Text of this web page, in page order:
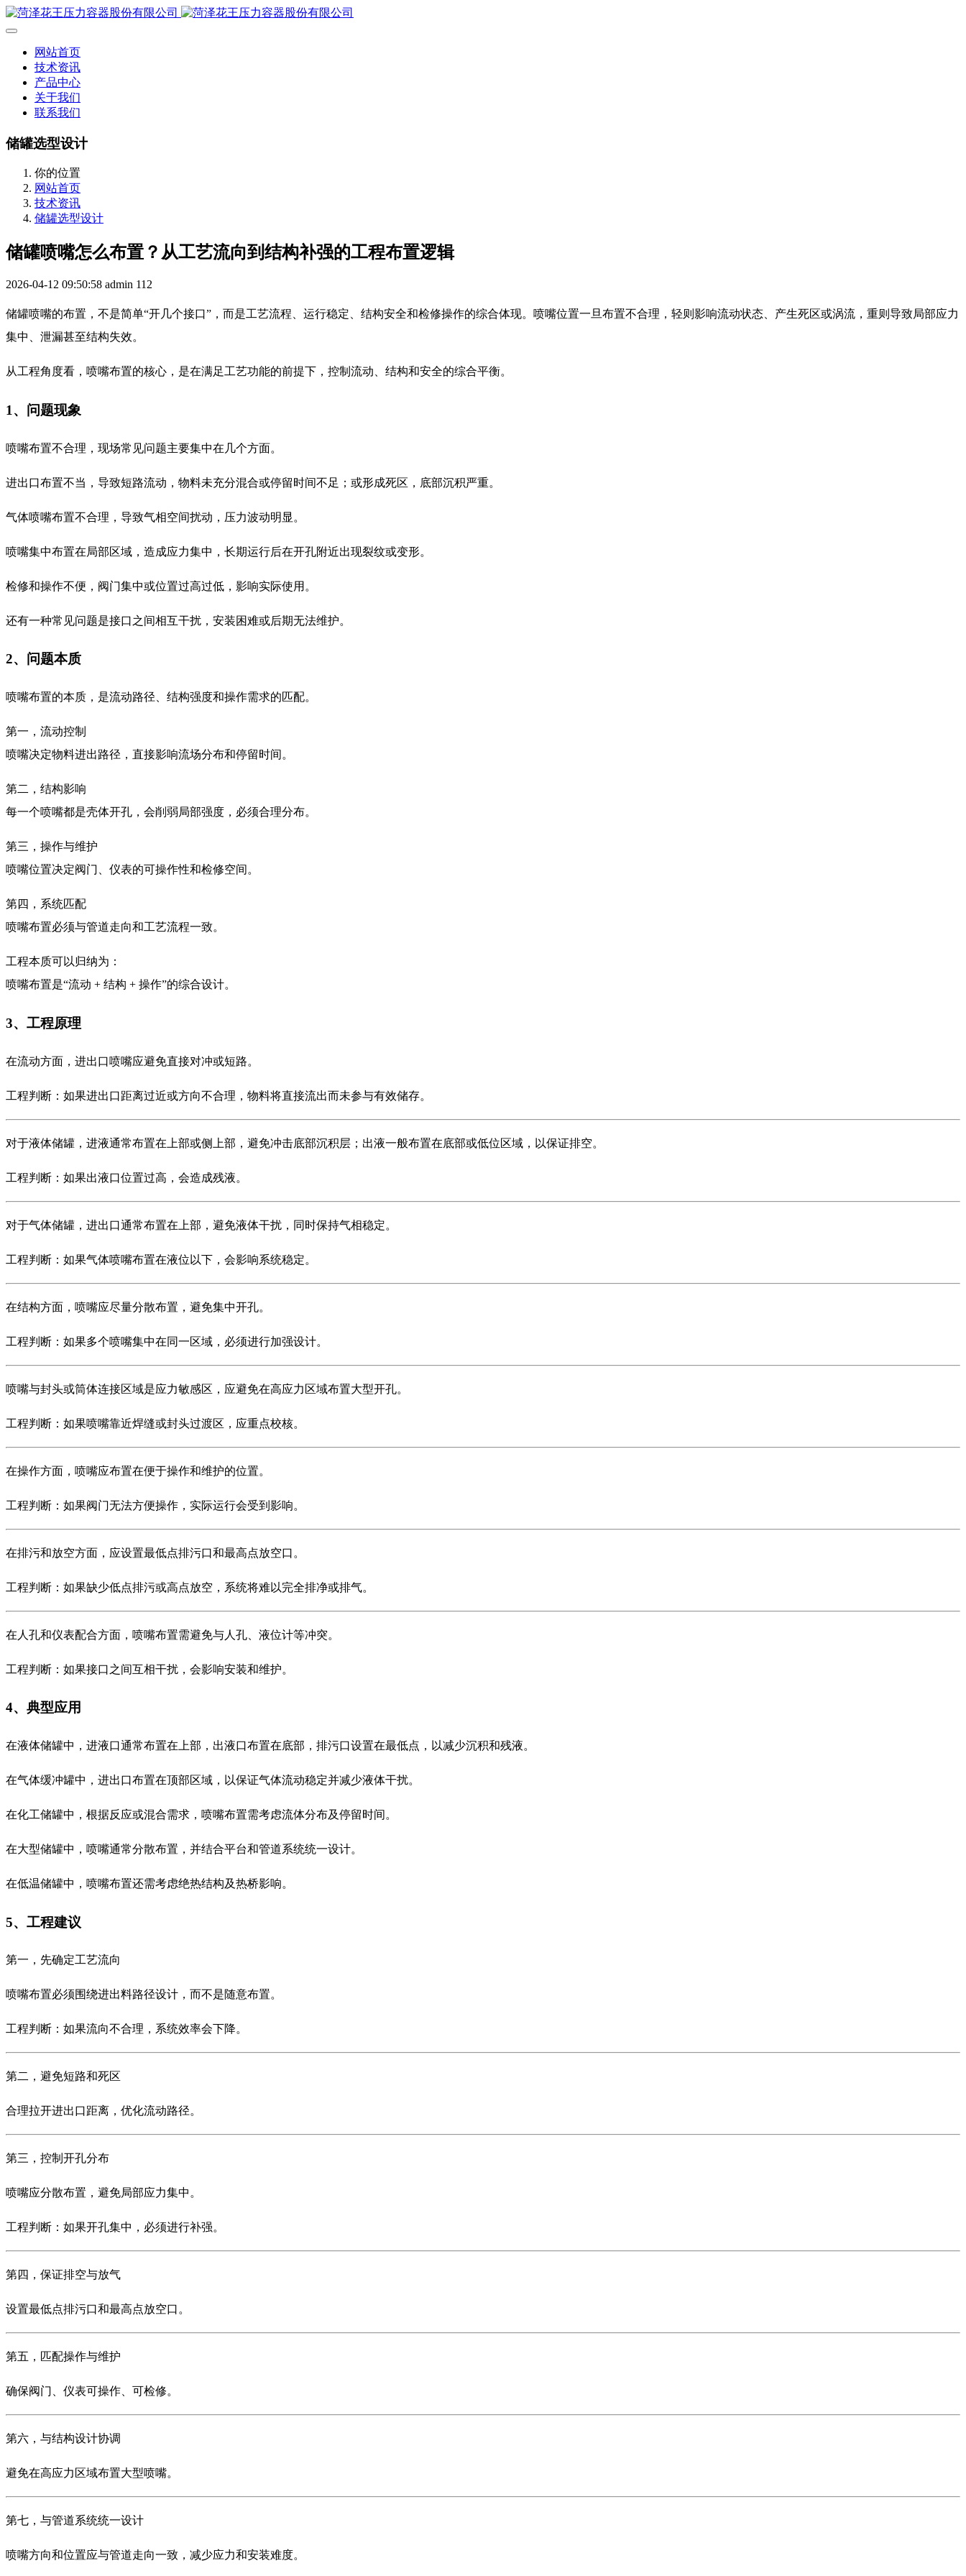
网站首页
技术资讯
产品中心
关于我们
联系我们
储罐选型设计
你的位置
网站首页
技术资讯
储罐选型设计
储罐喷嘴怎么布置？从工艺流向到结构补强的工程布置逻辑
2026-04-12 09:50:58 admin 112
储罐喷嘴的布置，不是简单“开几个接口”，而是工艺流程、运行稳定、结构安全和检修操作的综合体现。喷嘴位置一旦布置不合理，轻则影响流动状态、产生死区或涡流，重则导致局部应力
集中、泄漏甚至结构失效。
从工程角度看，喷嘴布置的核心，是在满足工艺功能的前提下，控制流动、结构和安全的综合平衡。
1、问题现象
喷嘴布置不合理，现场常见问题主要集中在几个方面。
进出口布置不当，导致短路流动，物料未充分混合或停留时间不足；或形成死区，底部沉积严重。
气体喷嘴布置不合理，导致气相空间扰动，压力波动明显。
喷嘴集中布置在局部区域，造成应力集中，长期运行后在开孔附近出现裂纹或变形。
检修和操作不便，阀门集中或位置过高过低，影响实际使用。
还有一种常见问题是接口之间相互干扰，安装困难或后期无法维护。
2、问题本质
喷嘴布置的本质，是流动路径、结构强度和操作需求的匹配。
第一，流动控制
喷嘴决定物料进出路径，直接影响流场分布和停留时间。
第二，结构影响
每一个喷嘴都是壳体开孔，会削弱局部强度，必须合理分布。
第三，操作与维护
喷嘴位置决定阀门、仪表的可操作性和检修空间。
第四，系统匹配
喷嘴布置必须与管道走向和工艺流程一致。
工程本质可以归纳为：
喷嘴布置是“流动 + 结构 + 操作”的综合设计。
3、工程原理
在流动方面，进出口喷嘴应避免直接对冲或短路。
工程判断：如果进出口距离过近或方向不合理，物料将直接流出而未参与有效储存。
对于液体储罐，进液通常布置在上部或侧上部，避免冲击底部沉积层；出液一般布置在底部或低位区域，以保证排空。
工程判断：如果出液口位置过高，会造成残液。
对于气体储罐，进出口通常布置在上部，避免液体干扰，同时保持气相稳定。
工程判断：如果气体喷嘴布置在液位以下，会影响系统稳定。
在结构方面，喷嘴应尽量分散布置，避免集中开孔。
工程判断：如果多个喷嘴集中在同一区域，必须进行加强设计。
喷嘴与封头或筒体连接区域是应力敏感区，应避免在高应力区域布置大型开孔。
工程判断：如果喷嘴靠近焊缝或封头过渡区，应重点校核。
在操作方面，喷嘴应布置在便于操作和维护的位置。
工程判断：如果阀门无法方便操作，实际运行会受到影响。
在排污和放空方面，应设置最低点排污口和最高点放空口。
工程判断：如果缺少低点排污或高点放空，系统将难以完全排净或排气。
在人孔和仪表配合方面，喷嘴布置需避免与人孔、液位计等冲突。
工程判断：如果接口之间互相干扰，会影响安装和维护。
4、典型应用
在液体储罐中，进液口通常布置在上部，出液口布置在底部，排污口设置在最低点，以减少沉积和残液。
在气体缓冲罐中，进出口布置在顶部区域，以保证气体流动稳定并减少液体干扰。
在化工储罐中，根据反应或混合需求，喷嘴布置需考虑流体分布及停留时间。
在大型储罐中，喷嘴通常分散布置，并结合平台和管道系统统一设计。
在低温储罐中，喷嘴布置还需考虑绝热结构及热桥影响。
5、工程建议
第一，先确定工艺流向
喷嘴布置必须围绕进出料路径设计，而不是随意布置。
工程判断：如果流向不合理，系统效率会下降。
第二，避免短路和死区
合理拉开进出口距离，优化流动路径。
第三，控制开孔分布
喷嘴应分散布置，避免局部应力集中。
工程判断：如果开孔集中，必须进行补强。
第四，保证排空与放气
设置最低点排污口和最高点放空口。
第五，匹配操作与维护
确保阀门、仪表可操作、可检修。
第六，与结构设计协调
避免在高应力区域布置大型喷嘴。
第七，与管道系统统一设计
喷嘴方向和位置应与管道走向一致，减少应力和安装难度。